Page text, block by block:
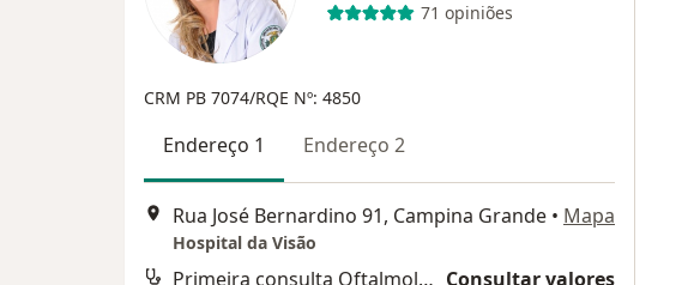
71 opiniões
CRM PB 7074/RQE Nº: 4850
Endereço 1 Endereço 2
Rua José Bernardino 91, Campina Grande • Mapa
Hospital da Visão
Primeira consulta Oftalmologia Consultar valores